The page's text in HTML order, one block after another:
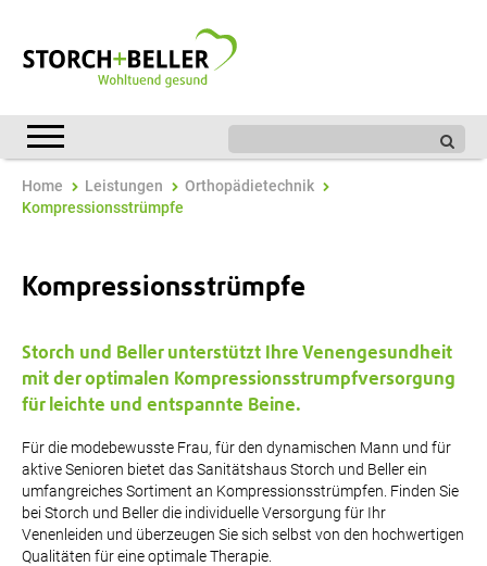
Home Leistungen
Orthopädietechnik
Kompressionsstrümpfe
Kompressionsstrümpfe
Storch und Beller unterstützt Ihre Venengesundheit
mit der optimalen Kompressionsstrumpfversorgung
für leichte und entspannte Beine.
Für die modebewusste Frau, für den dynamischen Mann und für
aktive Senioren bietet das Sanitätshaus Storch und Beller ein
umfangreiches Sortiment an Kompressionsstrümpfen. Finden Sie
bei Storch und Beller die individuelle Versorgung für Ihr
Venenleiden und überzeugen Sie sich selbst von den hochwertigen
Qualitäten für eine optimale Therapie.